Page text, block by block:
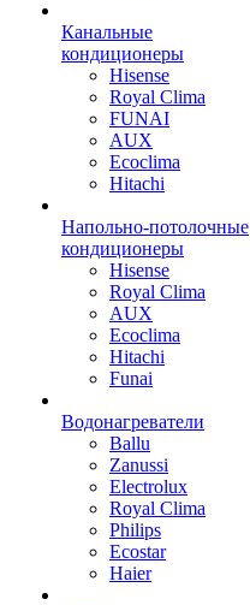
Канальные
кондиционеры
Hisense
Royal Clima
FUNAI
AUX
Ecoclima
Hitachi
Напольно-потолочные
кондиционеры
Hisense
Royal Clima
AUX
Ecoclima
Hitachi
Funai
Водонагреватели
Ballu
Zanussi
Electrolux
Royal Clima
Philips
Ecostar
Haier